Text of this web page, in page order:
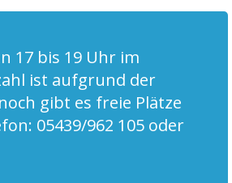
17 bis 19 Uhr im
ist aufgrund der
gibt es freie Plätze
05439/962 105 oder